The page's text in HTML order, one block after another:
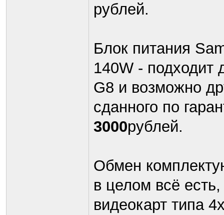
рублей.
Блок питания
140W - подходит
G8 и возможно
сданного по
3000рублей.
Обмен
в целом всё
видеокарт типа